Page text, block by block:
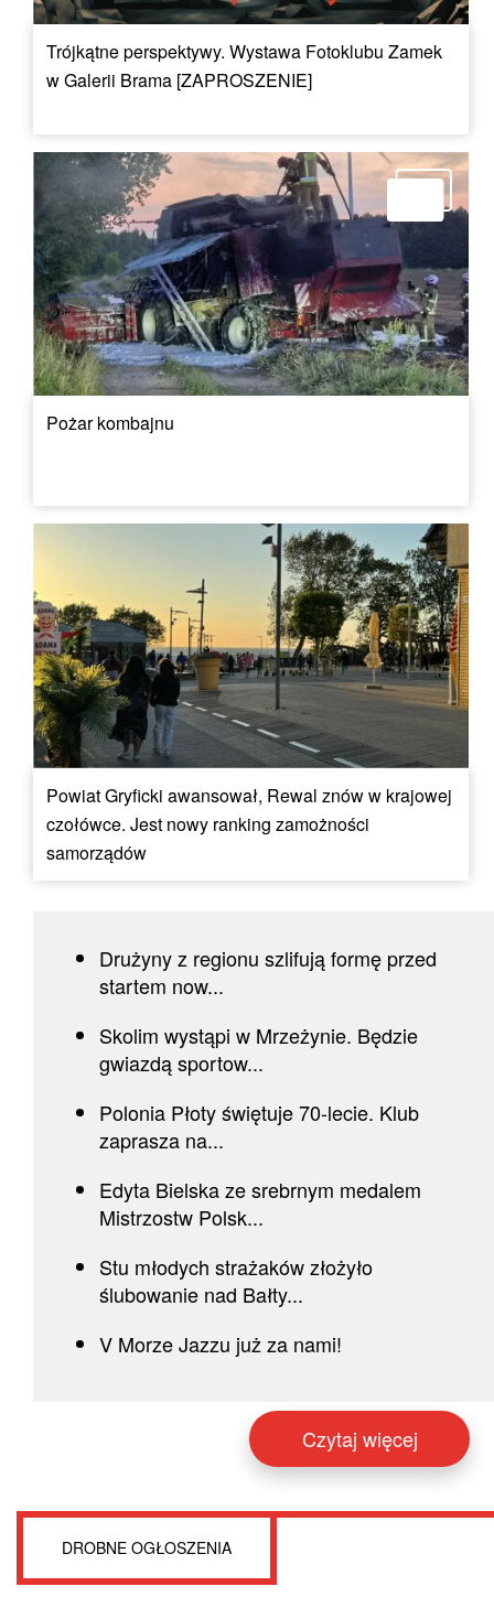
Trójkątne perspektywy. Wystawa Fotoklubu Zamek
w Galerii Brama [ZAPROSZENIE]
Pożar kombajnu
Powiat Gryficki awansował, Rewal znów w krajowej
czołówce. Jest nowy ranking zamożności
samorządów
Drużyny z regionu szlifują formę przed
startem now...
Skolim wystąpi w Mrzeżynie. Będzie
gwiazdą sportow...
Polonia Płoty świętuje 70-lecie. Klub
zaprasza na...
Edyta Bielska ze srebrnym medalem
Mistrzostw Polsk...
Stu młodych strażaków złożyło
ślubowanie nad Bałty...
V Morze Jazzu już za nami!
Czytaj więcej
DROBNE OGŁOSZENIA